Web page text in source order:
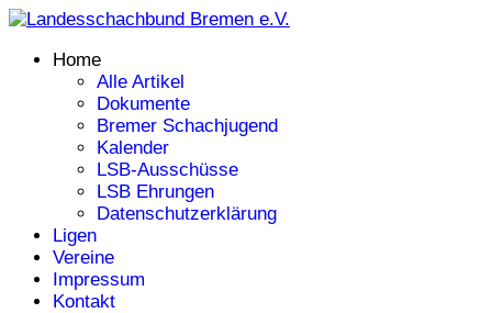
Home
Alle Artikel
Dokumente
Bremer Schachjugend
Kalender
LSB-Ausschüsse
LSB Ehrungen
Datenschutzerklärung
Ligen
Vereine
Impressum
Kontakt